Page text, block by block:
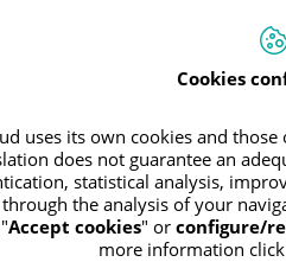
Cookies
uses its own cookies and
does not guarantee an
statistical analysis,
the analysis of your
Accept cookies" or configure/
more information